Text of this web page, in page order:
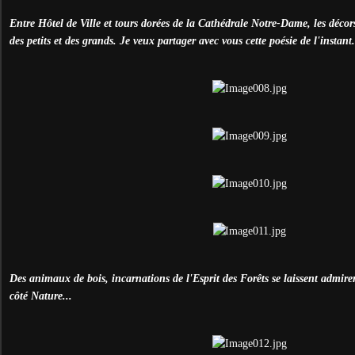
Entre Hôtel de Ville et tours dorées de la Cathédrale Notre-Dame, les
des petits et des grands. Je veux partager avec vous cette poésie de l'instant.
Des animaux de bois, incarnations de l'Esprit des Forêts se laissent
côté Nature...